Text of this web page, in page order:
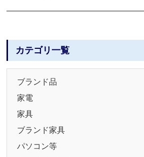
カテゴリ一覧
ブランド品
家電
家具
ブランド家具
パソコン等